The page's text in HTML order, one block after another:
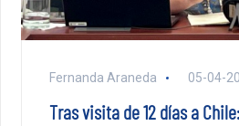
Fernanda Araneda 05-04-
Tras visita de 12 días a